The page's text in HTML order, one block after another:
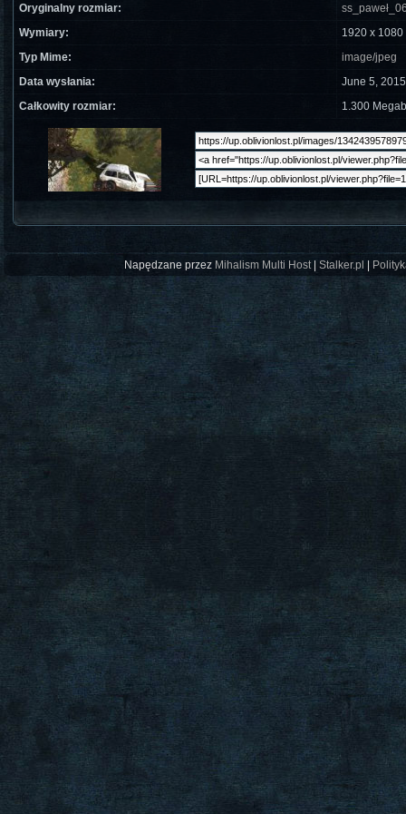
Oryginalny rozmiar:
Wymiary:
1920 x
Typ Mime:
image/jpeg
Data wysłania:
June 5,
Całkowity rozmiar:
1.300
Napędzane przez Mihalism Multi Host| Stalker.pl |